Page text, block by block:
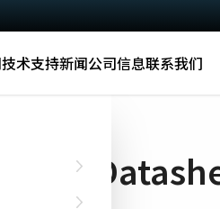
技术支持新闻公司信息联系我们
下载